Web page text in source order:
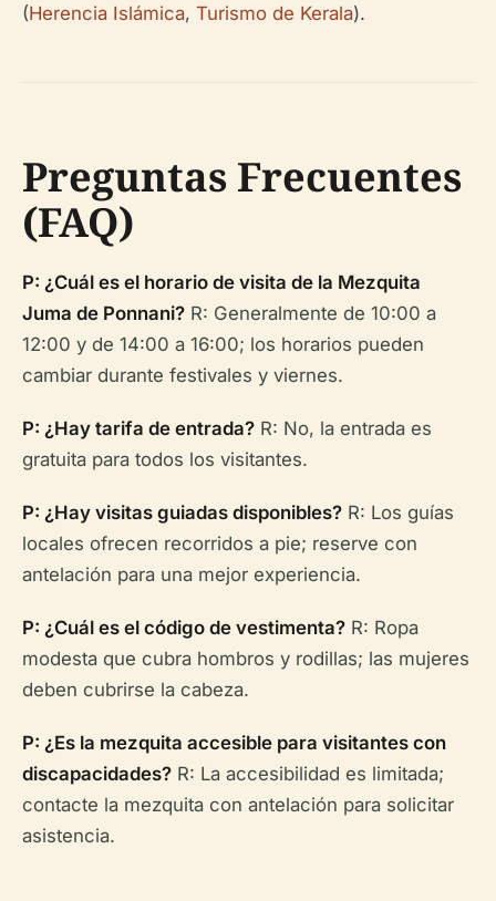
(Herencia Islámica, Turismo de Kerala).
Preguntas Frecuentes
(FAQ)
P: ¿Cuál es el horario de visita de la Mezquita
Juma de Ponnani? R: Generalmente de 10:00 a
12:00 y de 14:00 a 16:00; los horarios pueden
cambiar durante festivales y viernes.
P: ¿Hay tarifa de entrada? R: No, la entrada es
gratuita para todos los visitantes.
P: ¿Hay visitas guiadas disponibles? R: Los guías
locales ofrecen recorridos a pie; reserve con
antelación para una mejor experiencia.
P: ¿Cuál es el código de vestimenta? R: Ropa
modesta que cubra hombros y rodillas; las mujeres
deben cubrirse la cabeza.
P: ¿Es la mezquita accesible para visitantes con
discapacidades? R: La accesibilidad es limitada;
contacte la mezquita con antelación para solicitar
asistencia.